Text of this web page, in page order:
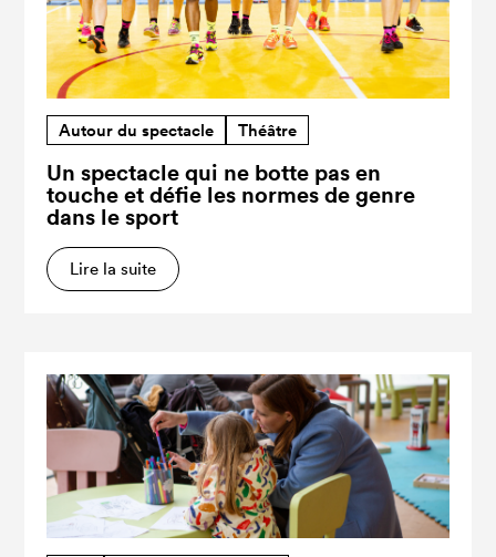
Autour du spectacle Théâtre
Un spectacle qui ne botte pas en
touche et défie les normes de genre
dans le sport
Lire la suite